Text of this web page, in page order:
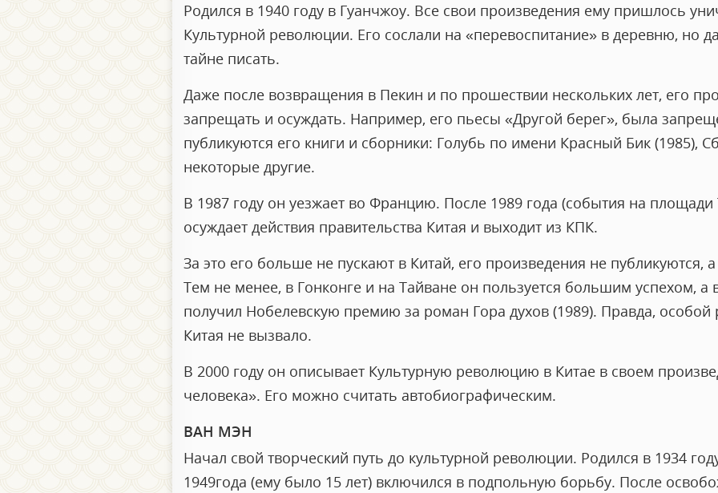
Родился в 1940 году в Гуанчжоу. Все свои произведения ему пришлось
Культурной революции. Его сослали на «перевоспитание» в деревню, но
тайне писать.
Даже после возвращения в Пекин и по прошествии нескольких лет, его
запрещать и осуждать. Например, его пьесы «Другой берег», была
публикуются его книги и сборники: Голубь по имени Красный Бик (1985),
некоторые другие.
В 1987 году он уезжает во Францию. После 1989 года (события на
осуждает действия правительства Китая и выходит из КПК.
За это его больше не пускают в Китай, его произведения не публикуются,
Тем не менее, в Гонконге и на Тайване он пользуется большим успехом, а
получил Нобелевскую премию за роман Гора духов (1989). Правда, особой
Китая не вызвало.
В 2000 году он описывает Культурную революцию в Китае в своем
человека». Его можно считать автобиографическим.
ВАН МЭН
Начал свой творческий путь до культурной революции. Родился в 1934
1949года (ему было 15 лет) включился в подпольную борьбу. После